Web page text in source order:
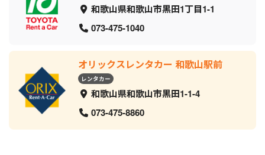
和歌山県和歌山市黒田1丁目1-1
073-475-1040
オリックスレンタカー 和歌山駅前
レンタカー
和歌山県和歌山市黒田1-1-4
073-475-8860